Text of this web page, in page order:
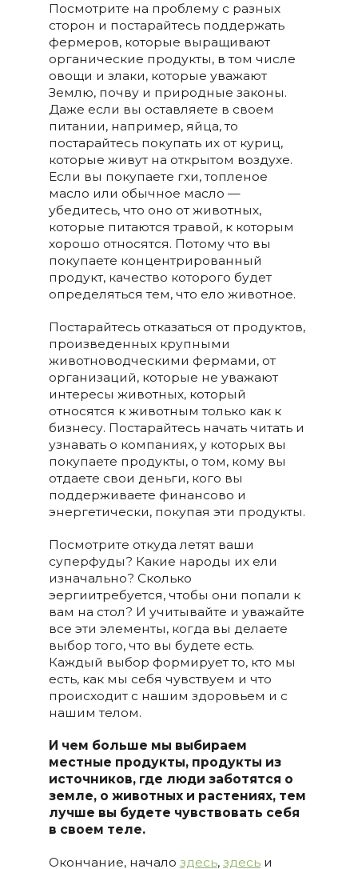
Посмотрите на проблему с разных
сторон и постарайтесь поддержать
фермеров, которые выращивают
органические продукты, в том числе
овощи и злаки, которые уважают
Землю, почву и природные законы.
Даже если вы оставляете в своем
питании, например, яйца, то
постарайтесь покупать их от куриц,
которые живут на открытом воздухе.
Если вы покупаете гхи, топленое
масло или обычное масло —
убедитесь, что оно от животных,
которые питаются травой, к которым
хорошо относятся. Потому что вы
покупаете концентрированный
продукт, качество которого будет
определяться тем, что ело животное.
Постарайтесь отказаться от продуктов,
произведенных крупными
животноводческими фермами, от
организаций, которые не уважают
интересы животных, который
относятся к животным только как к
бизнесу. Постарайтесь начать читать и
узнавать о компаниях, у которых вы
покупаете продукты, о том, кому вы
отдаете свои деньги, кого вы
поддерживаете финансово и
энергетически, покупая эти продукты.
Посмотрите откуда летят ваши
суперфуды? Какие народы их ели
изначально? Сколько
эергиитребуется, чтобы они попали к
вам на стол? И учитывайте и уважайте
все эти элементы, когда вы делаете
выбор того, что вы будете есть.
Каждый выбор формирует то, кто мы
есть, как мы себя чувствуем и что
происходит с нашим здоровьем и с
нашим телом.
И чем больше мы выбираем
местные продукты, продукты из
источников, где люди заботятся о
земле, о животных и растениях, тем
лучше вы будете чувствовать себя
в своем теле.
Окончание, начало здесь, здесьи